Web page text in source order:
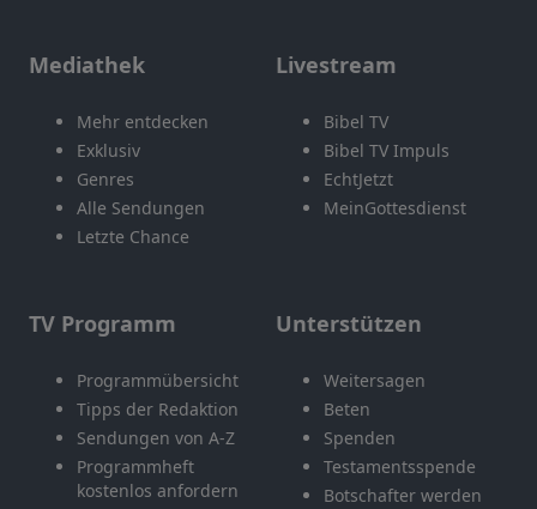
Mediathek
Mehr entdecken
Exklusiv
Genres
Alle Sendungen
Letzte Chance
Livestream
Bibel TV
Bibel TV Impuls
EchtJetzt
MeinGottesdienst
TV Programm
Programmübersicht
Tipps der Redaktion
Sendungen von A-Z
Programmheft
kostenlos anfordern
Unterstützen
Weitersagen
Beten
Spenden
Testamentsspende
Botschafter werden